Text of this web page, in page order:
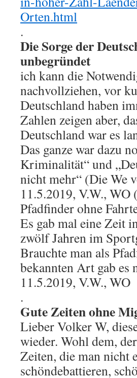
Orten.html
.
Die Sorge der
unbegründet
ich kann die
nachvollziehen, vor
Deutschland haben
Zahlen zeigen aber,
Deutschland war es
Das ganze war dazu
Kriminalität“ und
nicht mehr“ (Die We
11.5.2019, V.W.,
Pfadfinder ohne
Es gab mal eine Zeit
zwölf Jahren im
Brauchte man als
bekannten Art gab
11.5.2019, V.W., WO
.
Gute Zeiten ohne
Lieber Volker W,
wieder. Wohl dem,
Zeiten, die man nicht
schöndebattieren,